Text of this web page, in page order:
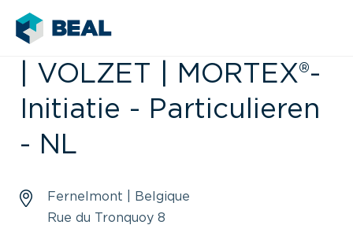
| VOLZET | MORTEX®-
Initiatie - Particulieren
- NL
Fernelmont | Belgique
Rue du Tronquoy 8